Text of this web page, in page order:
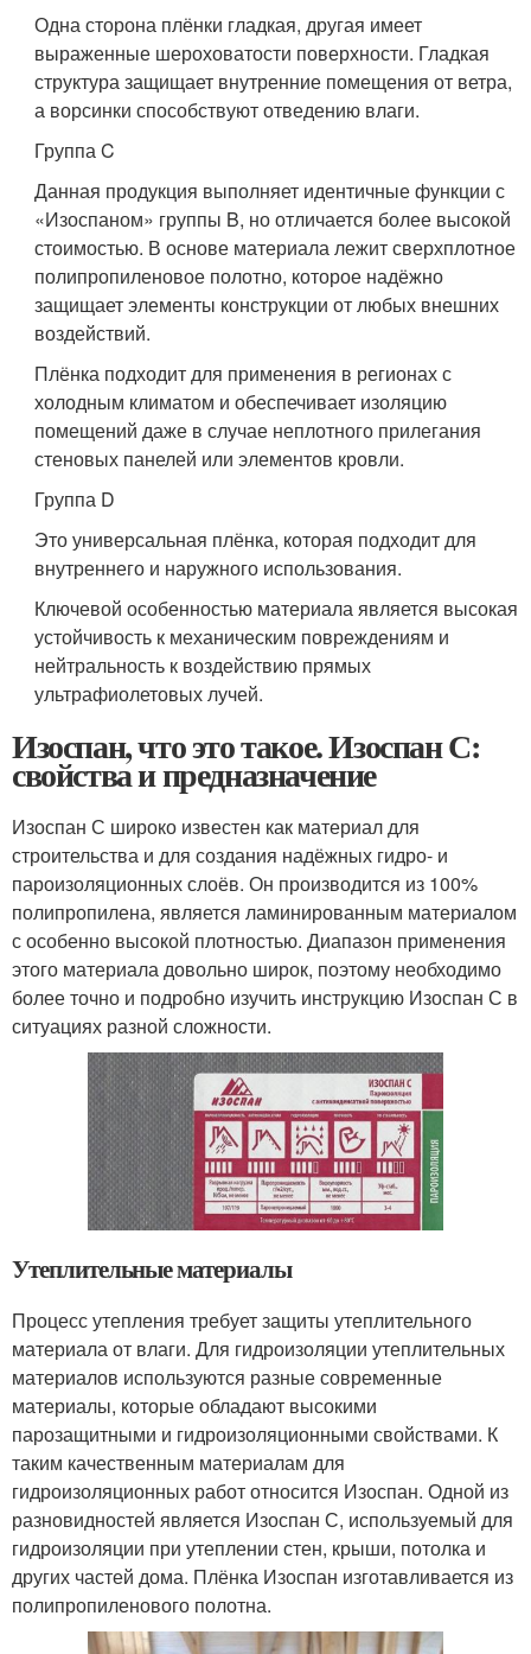
Одна сторона плёнки гладкая, другая имеет
выраженные шероховатости поверхности. Гладкая
структура защищает внутренние помещения от ветра,
а ворсинки способствуют отведению влаги.
Группа C
Данная продукция выполняет идентичные функции с
«Изоспаном» группы B, но отличается более высокой
стоимостью. В основе материала лежит сверхплотное
полипропиленовое полотно, которое надёжно
защищает элементы конструкции от любых внешних
воздействий.
Плёнка подходит для применения в регионах с
холодным климатом и обеспечивает изоляцию
помещений даже в случае неплотного прилегания
стеновых панелей или элементов кровли.
Группа D
Это универсальная плёнка, которая подходит для
внутреннего и наружного использования.
Ключевой особенностью материала является высокая
устойчивость к механическим повреждениям и
нейтральность к воздействию прямых
ультрафиолетовых лучей.
Изоспан, что это такое. Изоспан С:
свойства и предназначение
Изоспан С широко известен как материал для
строительства и для создания надёжных гидро- и
пароизоляционных слоёв. Он производится из 100%
полипропилена, является ламинированным материалом
с особенно высокой плотностью. Диапазон применения
этого материала довольно широк, поэтому необходимо
более точно и подробно изучить инструкцию Изоспан С в
ситуациях разной сложности.
Утеплительные материалы
Процесс утепления требует защиты утеплительного
материала от влаги. Для гидроизоляции утеплительных
материалов используются разные современные
материалы, которые обладают высокими
парозащитными и гидроизоляционными свойствами. К
таким качественным материалам для
гидроизоляционных работ относится Изоспан. Одной из
разновидностей является Изоспан С, используемый для
гидроизоляции при утеплении стен, крыши, потолка и
других частей дома. Плёнка Изоспан изготавливается из
полипропиленового полотна.